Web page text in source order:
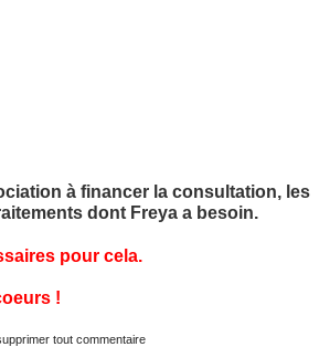
à financer la consultation, les
dont Freya a besoin.
pour cela.
!
tout commentaire